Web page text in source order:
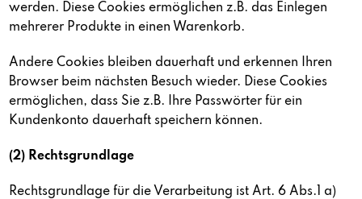
werden. Diese Cookies ermöglichen z.B. das Einlegen
mehrerer Produkte in einen Warenkorb.
Andere Cookies bleiben dauerhaft und erkennen Ihren
Browser beim nächsten Besuch wieder. Diese Cookies
ermöglichen, dass Sie z.B. Ihre Passwörter für ein
Kundenkonto dauerhaft speichern können.
(2) Rechtsgrundlage
Rechtsgrundlage für die Verarbeitung ist Art. 6 Abs.1 a)